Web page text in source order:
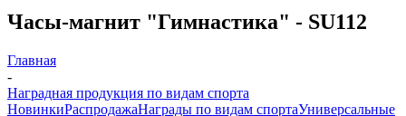
Часы-магнит "Гимнастика" - SU112
Главная
-
Наградная продукция по видам спорта
НовинкиРаспродажаНаграды по видам спортаУниверсальные